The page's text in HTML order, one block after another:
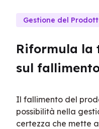
Gestione del
Riformula la
sul
Il fallimento del
possibilità nella
certezza che mette